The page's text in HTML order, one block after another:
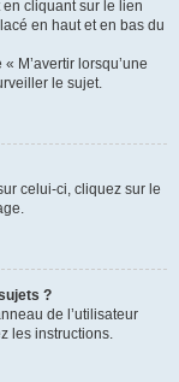
cliquant sur le lien
en haut et en bas du
M’avertir lorsqu’une
le sujet.
celui-ci, cliquez sur le
?
de l’utilisateur
les instructions.